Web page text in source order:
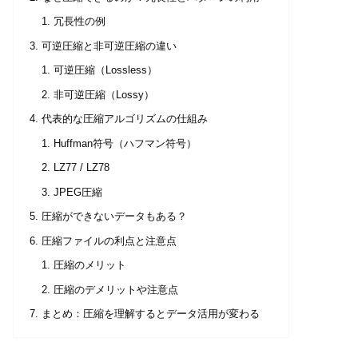
冗長性の例
可逆圧縮と非可逆圧縮の違い
可逆圧縮（Lossless）
非可逆圧縮（Lossy）
代表的な圧縮アルゴリズムの仕組み
Huffman符号（ハフマン符号）
LZ77 / LZ78
JPEG圧縮
圧縮ができないデータもある？
圧縮ファイルの利点と注意点
圧縮のメリット
圧縮のデメリットや注意点
まとめ：圧縮を理解するとデータ活用が変わる